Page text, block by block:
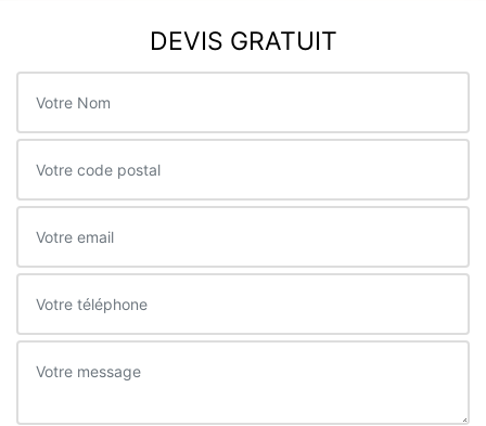
DEVIS GRATUIT